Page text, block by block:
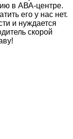
в АВА-центре.
его у нас нет.
и нуждается
скорой